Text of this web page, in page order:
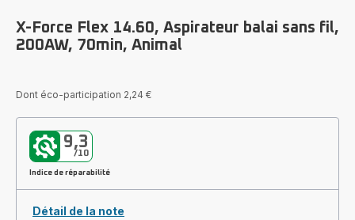
X-Force Flex 14.60, Aspirateur balai sans fil,
200AW, 70min, Animal
Dont éco-participation 2,24 €
9,3
/10
Indice de réparabilité
Détail de la note